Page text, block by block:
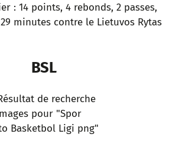
: 14 points, 4 rebonds, 2 passes,
minutes contre le Lietuvos Rytas
BSL